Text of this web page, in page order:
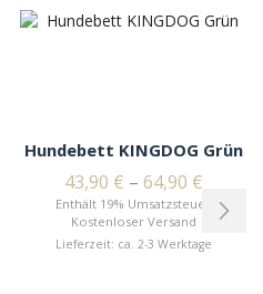
Hundebett KINGDOG Grün
43,90 € – 64,90 €
Enthält 19% Umsatzsteuer
Kostenloser Versand
Lieferzeit: ca. 2-3 Werktage